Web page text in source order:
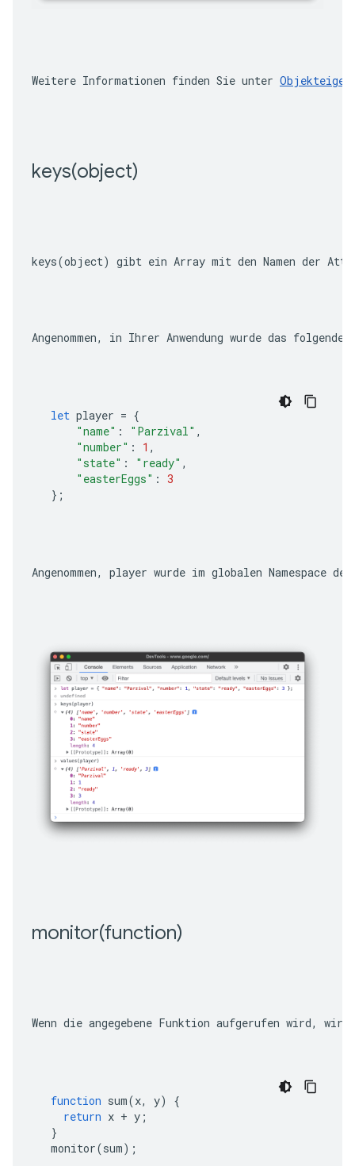
Weitere Informationen finden Sie unter
keys(object)
keys(object) gibt ein Array mit den Namen der
Angenommen, in Ihrer Anwendung wurde das
let player = {
"name" : "Parzival" ,
"number" : 1 ,
"state" : "ready" ,
"easterEggs" : 3
};
Angenommen, player wurde im globalen Namespace
monitor(function)
Wenn die angegebene Funktion aufgerufen wird,
function sum(x, y)
{
return x + y ;
}
monitor(sum);